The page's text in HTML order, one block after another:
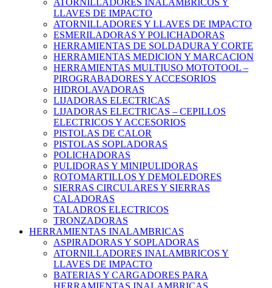
ATORNILLADORES INALAMBRICOS Y
LLAVES DE IMPACTO
ATORNILLADORES Y LLAVES DE IMPACTO
ESMERILADORAS Y POLICHADORAS
HERRAMIENTAS DE SOLDADURA Y CORTE
HERRAMIENTAS MEDICION Y MARCACION
HERRAMIENTAS MULTIUSO MOTOTOOL –
PIROGRABADORES Y ACCESORIOS
HIDROLAVADORAS
LIJADORAS ELECTRICAS
LIJADORAS ELECTRICAS – CEPILLOS
ELECTRICOS Y ACCESORIOS
PISTOLAS DE CALOR
PISTOLAS SOPLADORAS
POLICHADORAS
PULIDORAS Y MINIPULIDORAS
ROTOMARTILLOS Y DEMOLEDORES
SIERRAS CIRCULARES Y SIERRAS
CALADORAS
TALADROS ELECTRICOS
TRONZADORAS
HERRAMIENTAS INALAMBRICAS
ASPIRADORAS Y SOPLADORAS
ATORNILLADORES INALAMBRICOS Y
LLAVES DE IMPACTO
BATERIAS Y CARGADORES PARA
HERRAMIENTAS INALAMBRICAS